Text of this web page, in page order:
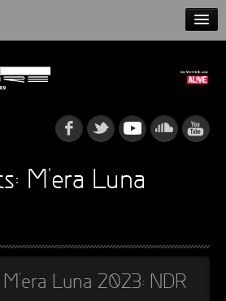
M’era Luna
Luna 2023: NDR